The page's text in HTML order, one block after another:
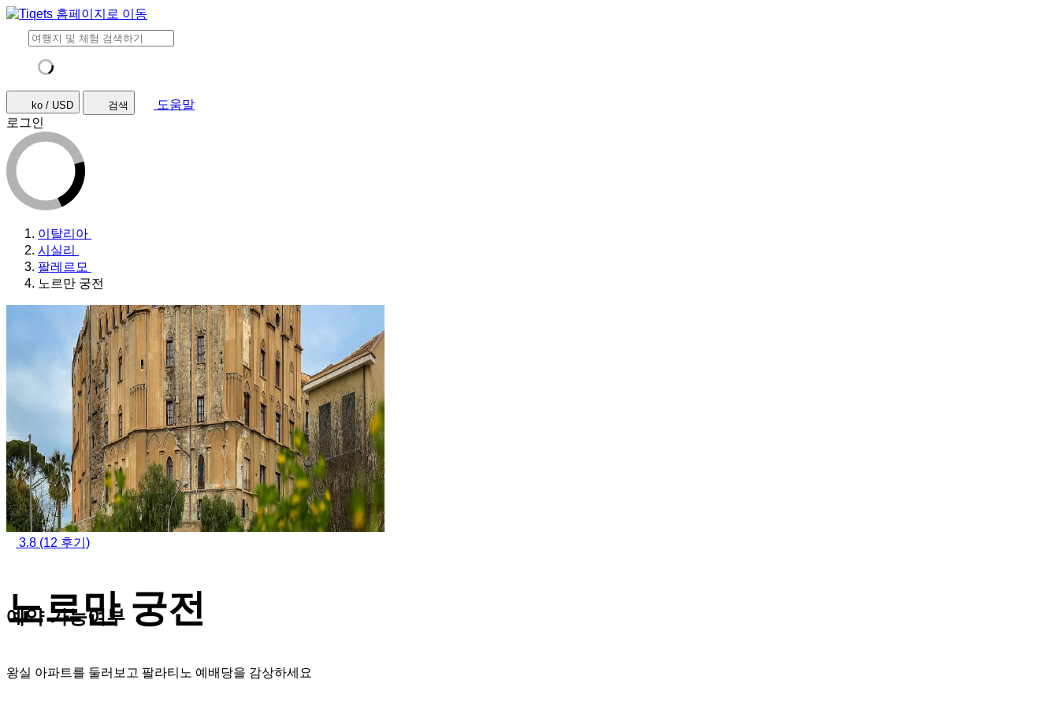
ko / USD 검색
도움말
로그인
이탈리아
시실리
팔레르모
노르만 궁전
3.8 (12 후기)
노르만 궁전
왕실 아파트를 둘러보고 팔라티노 예배당을 감상하세요
예약 가능여부